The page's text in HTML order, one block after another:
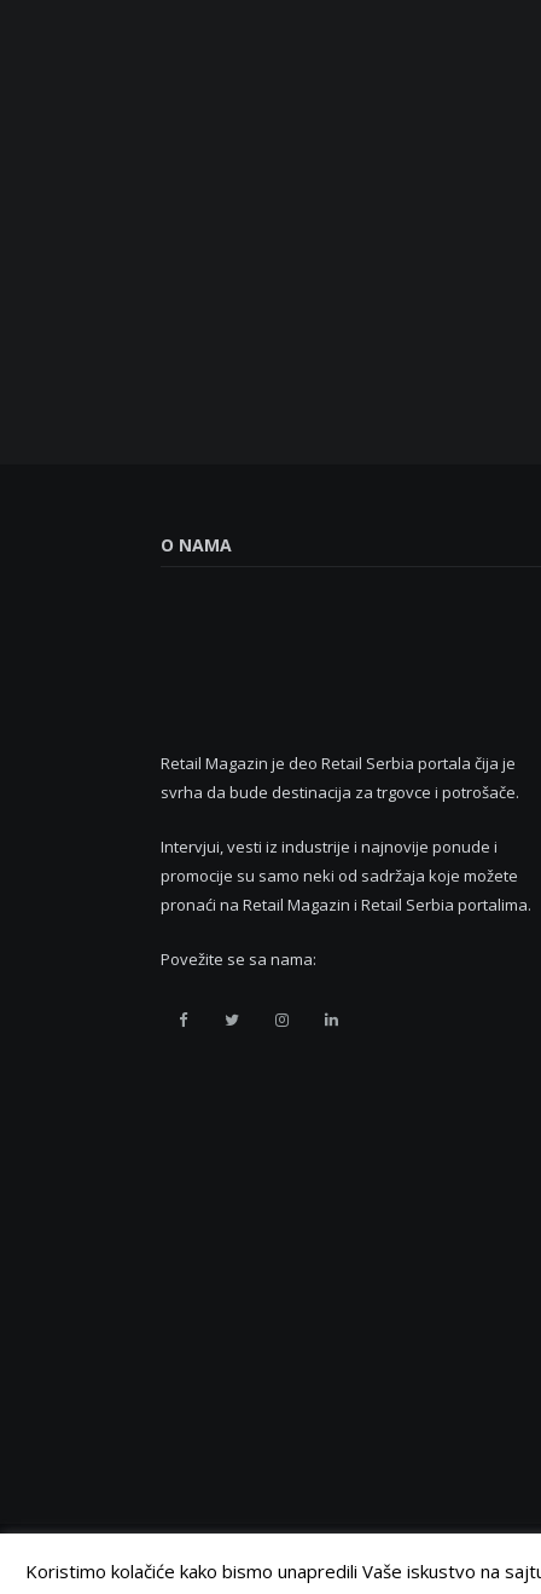
O NAMA
Retail Magazin je deo Retail Serbia portala čija je
svrha da bude destinacija za trgovce i potrošače.
Intervjui, vesti iz industrije i najnovije ponude i
promocije su samo neki od sadržaja koje možete
pronaći na Retail Magazin i Retail Serbia portalima.
Povežite se sa nama:
Retail Retail Retail Retail
Koristimo kolačiće kako bismo unapredili Vaše iskustvo na